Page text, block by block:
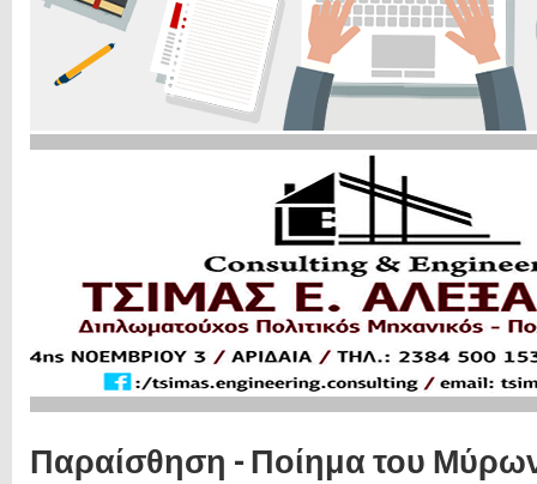
Παραίσθηση - Ποίημα του